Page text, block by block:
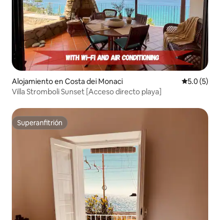
Alojamiento en Costa dei Monaci
5.0 (5)
Villa Stromboli Sunset [Acceso directo playa]
Superanfitrión
Superanfitrión